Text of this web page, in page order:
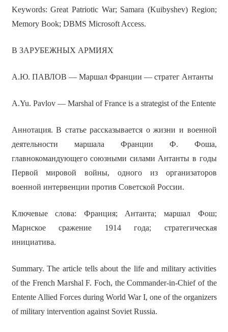
Keywords: Great Patriotic War; Samara (Kuibyshev) Region;
Memory Book; DBMS Microsoft Access.
В ЗАРУБЕЖНЫХ АРМИЯХ
А.Ю. ПАВЛОВ — Маршал Франции — стратег Антанты
A.Yu. Pavlov — Marshal of France is a strategist of the Entente
Аннотация. В статье рассказывается о жизни и военной
деятельности маршала Франции Ф. Фоша,
главнокомандующего союзными силами Антанты в годы
Первой мировой войны, одного из организаторов
военной интервенции против Советской России.
Ключевые слова: Франция; Антанта; маршал Фош;
Марнское сражение 1914 года; стратегическая
инициатива.
Summary. The article tells about the life and military activities
of the French Marshal F. Foch, the Commander-in-Chief of the
Entente Allied Forces during World War I, one of the organizers
of military intervention against Soviet Russia.